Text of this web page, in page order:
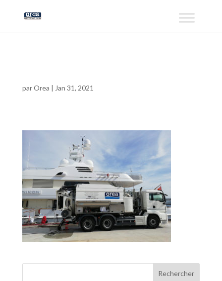
parOrea | Jan 31, 2021